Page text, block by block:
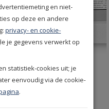
en niet-
op deze en andere
privacy- en cookie-
je gegevens verwerkt op
statistiek-cookies uit; je
eenvoudig via de cookie-
.